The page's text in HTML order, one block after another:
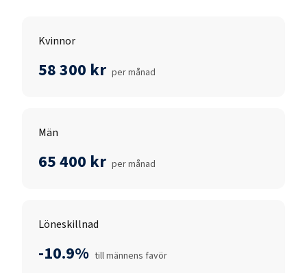
Kvinnor
58 300 kr per månad
Män
65 400 kr per månad
Löneskillnad
-10.9% till männens favör